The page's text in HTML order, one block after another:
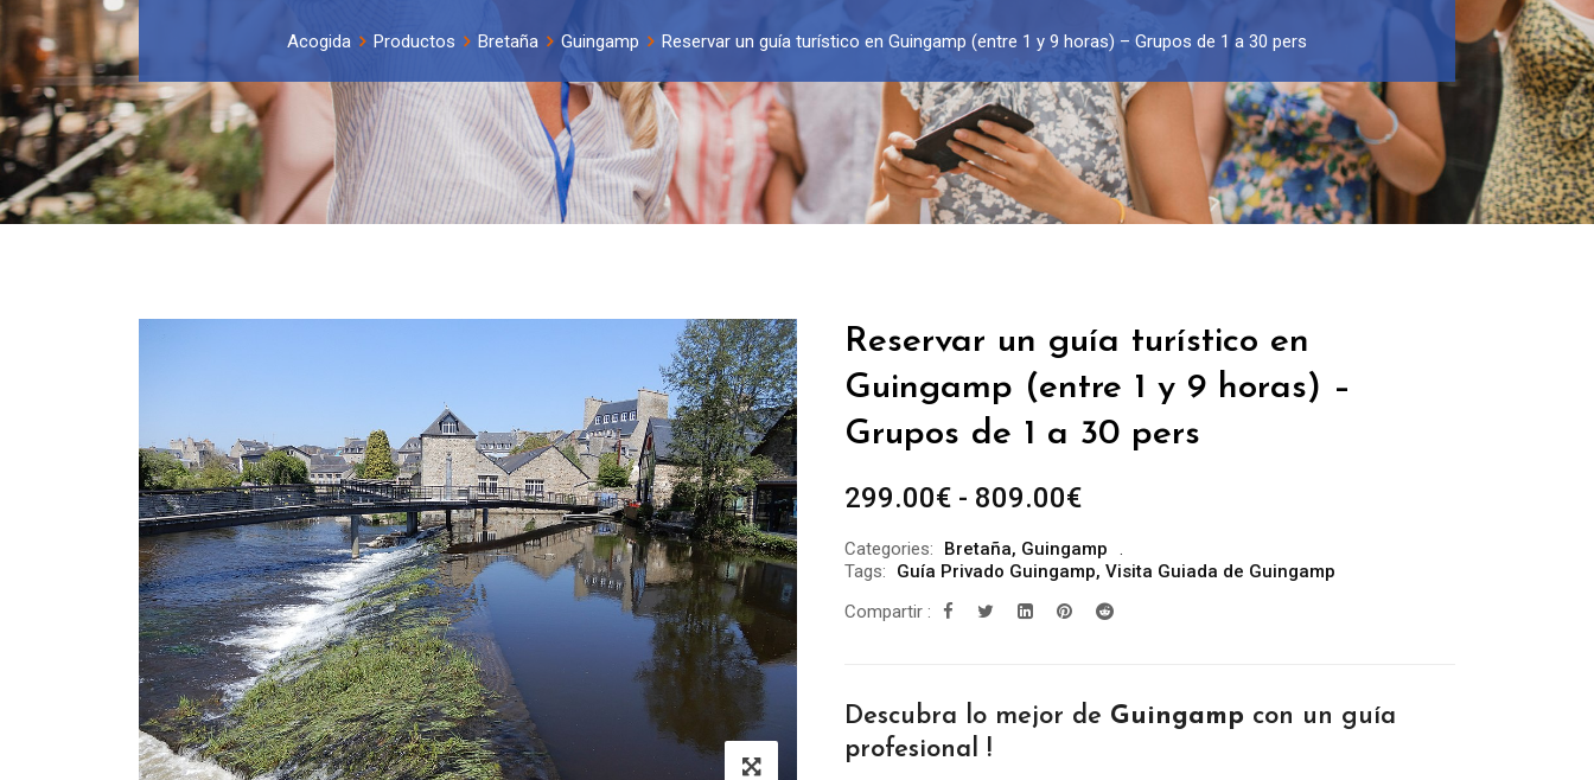
Acogida Productos Bretaña Guingamp Reservar un guía turístico en Guingamp (entre 1 y 9 horas) – Grupos de 1 a 30 pers
Reservar un guía turístico en
Guingamp (entre 1 y 9 horas) –
Grupos de 1 a 30 pers
299.00€ - 809.00€Rango
precios:
desde
299.00€
809.00€
Categories: Bretaña, Guingamp
Tags:
Guía Privado Guingamp, Visita Guiada de Guingamp
Compartir :
Descubra lo mejor de Guingamp con un guía
profesional !